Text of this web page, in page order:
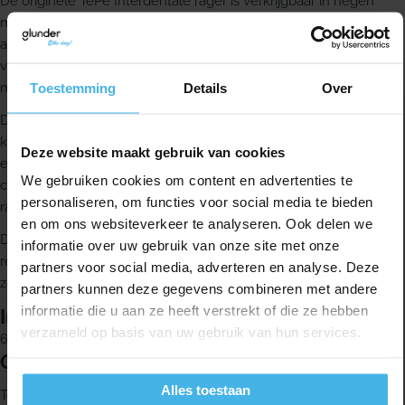
Toestemming Details Over
Deze website maakt gebruik van cookies
We gebruiken cookies om content en advertenties te
personaliseren, om functies voor social media te bieden
en om ons websiteverkeer te analyseren. Ook delen we
informatie over uw gebruik van onze site met onze
partners voor social media, adverteren en analyse. Deze
partners kunnen deze gegevens combineren met andere
informatie die u aan ze heeft verstrekt of die ze hebben
verzameld op basis van uw gebruik van hun services.
Alles toestaan
maten en is daardoor geschikt voor zowel kleine als grote
approximale ruimten. Deze variant is oranje en heeft een maat
van 0,45 mm. Dankzij de kleurcodering kun je de verschillende
maten makkelijk van elkaar onderscheiden.
De borstelharen zijn van hoge kwaliteit. De rager heeft een
kunststof ommantelde metalen draad en bestaat uit een borstel
en handvat uit één stuk. Het unieke TePe-handvat ligt
comfortabel in de hand en geeft een stevige grip, waardoor de
rager gebruiksvriendelijk en ergonomisch is.
Deze interdentale rager is ook geschikt voor een efficiënte
reiniging van implantaten en vaste orthodontische apparatuur,
zoals een beugel.
Inhoud
6 stuks
Over TePe
TePe is een familiebedrijf uit Zweden dat sinds 1965